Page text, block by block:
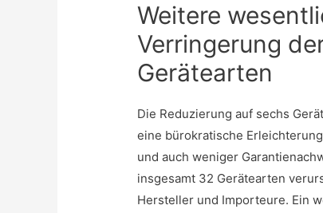
Weitere
Verringerung
Gerätearten
Die Reduzierung auf sechs
eine bürokratische
und auch weniger
insgesamt 32 Gerätearten
Hersteller und Importeure. Ein